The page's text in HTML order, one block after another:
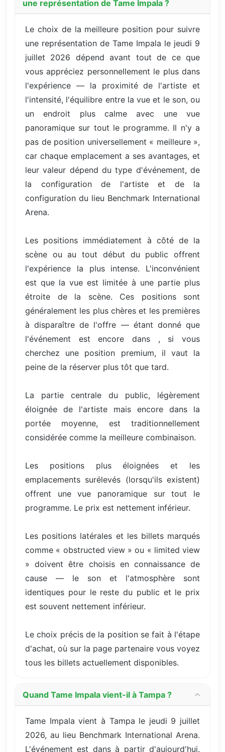
une représentation de Tame Impala ?
Le choix de la meilleure position pour suivre
une représentation de Tame Impala le jeudi 9
juillet 2026 dépend avant tout de ce que
vous appréciez personnellement le plus dans
l'expérience — la proximité de l'artiste et
l'intensité, l'équilibre entre la vue et le son, ou
un endroit plus calme avec une vue
panoramique sur tout le programme. Il n'y a
pas de position universellement « meilleure »,
car chaque emplacement a ses avantages, et
leur valeur dépend du type d'événement, de
la configuration de l'artiste et de la
configuration du lieu Benchmark International
Arena.
Les positions immédiatement à côté de la
scène ou au tout début du public offrent
l'expérience la plus intense. L'inconvénient
est que la vue est limitée à une partie plus
étroite de la scène. Ces positions sont
généralement les plus chères et les premières
à disparaître de l'offre — étant donné que
l'événement est encore dans , si vous
cherchez une position premium, il vaut la
peine de la réserver plus tôt que tard.
La partie centrale du public, légèrement
éloignée de l'artiste mais encore dans la
portée moyenne, est traditionnellement
considérée comme la meilleure combinaison.
Les positions plus éloignées et les
emplacements surélevés (lorsqu'ils existent)
offrent une vue panoramique sur tout le
programme. Le prix est nettement inférieur.
Les positions latérales et les billets marqués
comme « obstructed view » ou « limited view
» doivent être choisis en connaissance de
cause — le son et l'atmosphère sont
identiques pour le reste du public et le prix
est souvent nettement inférieur.
Le choix précis de la position se fait à l'étape
d'achat, où sur la page partenaire vous voyez
tous les billets actuellement disponibles.
Quand Tame Impala vient-il à Tampa ?
Tame Impala vient à Tampa le jeudi 9 juillet
2026, au lieu Benchmark International Arena.
L'événement est dans à partir d'aujourd'hui.